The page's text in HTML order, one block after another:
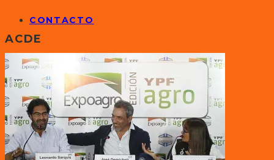
CONTACTO
ACDE